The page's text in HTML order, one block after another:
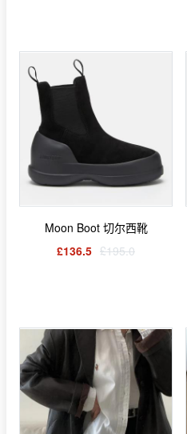
Moon Boot 切尔西靴
£136.5 £195.0